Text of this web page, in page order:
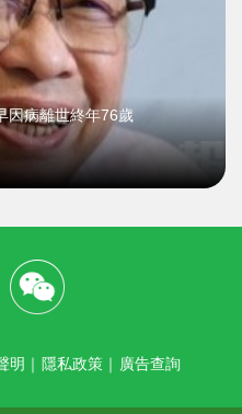
因病離世終年76歲
明 ｜ 隱私政策 ｜ 廣告查詢